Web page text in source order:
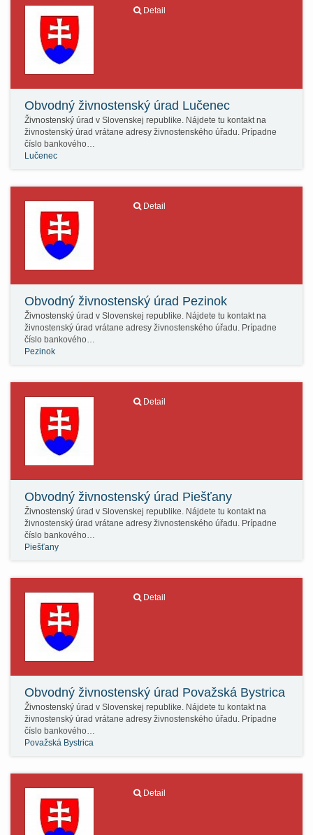
Detail
Obvodný živnostenský úrad Lučenec
Živnostenský úrad v Slovenskej republike. Nájdete tu kontakt na
živnostenský úrad vrátane adresy živnostenského úřadu. Prípadne
číslo bankového…
Lučenec
Detail
Obvodný živnostenský úrad Pezinok
Živnostenský úrad v Slovenskej republike. Nájdete tu kontakt na
živnostenský úrad vrátane adresy živnostenského úřadu. Prípadne
číslo bankového…
Pezinok
Detail
Obvodný živnostenský úrad Piešťany
Živnostenský úrad v Slovenskej republike. Nájdete tu kontakt na
živnostenský úrad vrátane adresy živnostenského úřadu. Prípadne
číslo bankového…
Piešťany
Detail
Obvodný živnostenský úrad Považská Bystrica
Živnostenský úrad v Slovenskej republike. Nájdete tu kontakt na
živnostenský úrad vrátane adresy živnostenského úřadu. Prípadne
číslo bankového…
Považská Bystrica
Detail